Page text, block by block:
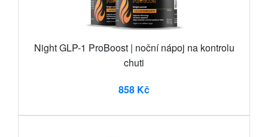
Night GLP-1 ProBoost | noční nápoj na kontrolu
chuti
858 Kč